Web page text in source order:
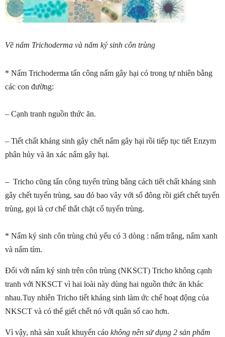
Về nấm Trichoderma và nấm ký sinh côn trùng
* Nấm Trichoderma tấn công nấm gây hại có trong tự nhiên bằng
các con đường:
– Cạnh tranh nguồn thức ăn.
– Tiết chất kháng sinh gây chết nấm gây hại rồi tiếp tục tiết Enzym
phân hủy và ăn xác nấm gây hại.
– Tricho cũng tấn công tuyến trùng bằng cách tiết chất kháng sinh
gây chết tuyến trùng, sau đó bao vây với số đông rồi giết chết tuyến
trùng, gọi là cơ chế thắt chặt cổ tuyến trùng.
* Nấm ký sinh côn trùng chủ yếu có 3 dòng : nấm trắng, nấm xanh
và nấm tím.
Đối với nấm ký sinh trên côn trùng (NKSCT) Tricho không cạnh
tranh với NKSCT vì hai loài này dùng hai nguồn thức ăn khác
nhau.Tuy nhiên Tricho tiết kháng sinh làm ức chế hoạt động của
NKSCT và có thể giết chết nó với quân số cao hơn.
Vì vậy, nhà sản xuất khuyến cáo không nên sử dụng 2 sản phẩm